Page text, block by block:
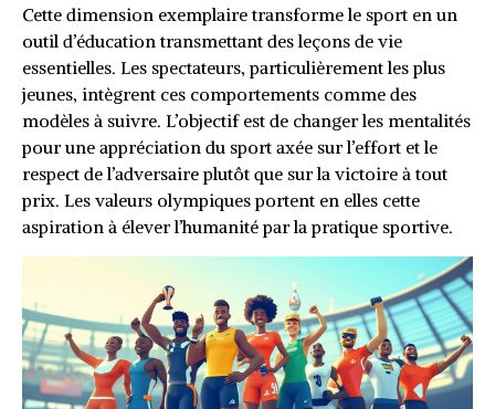
Cette dimension exemplaire transforme le sport en un
outil d’éducation transmettant des leçons de vie
essentielles. Les spectateurs, particulièrement les plus
jeunes, intègrent ces comportements comme des
modèles à suivre. L’objectif est de changer les mentalités
pour une appréciation du sport axée sur l’effort et le
respect de l’adversaire plutôt que sur la victoire à tout
prix. Les valeurs olympiques portent en elles cette
aspiration à élever l’humanité par la pratique sportive.